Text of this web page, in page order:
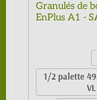
Granulés de
EnPlus A1 -
1/2 palette